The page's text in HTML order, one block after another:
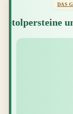
DAS
Stolpersteine